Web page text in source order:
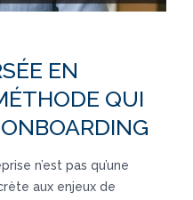
EN
QUI
n’est pas qu’une
aux enjeux de